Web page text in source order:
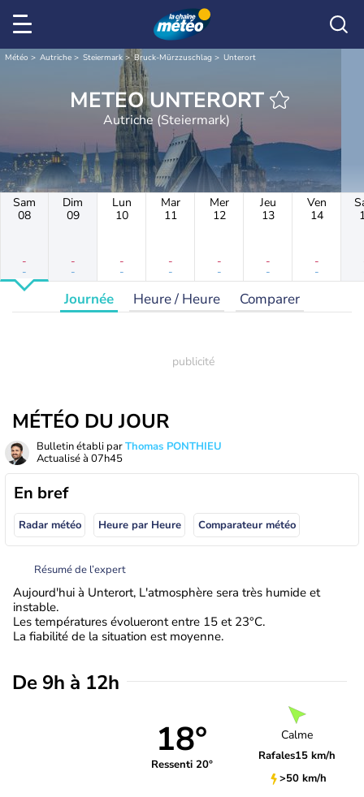
Météo Autriche Steiermark Bruck-Mürzzuschlag Unterort
METEO UNTERORT
Autriche (Steiermark)
Sam
08
-
-
Dim
09
-
-
Lun
10
-
-
Mar
11
-
-
Mer
12
-
-
Jeu
13
-
-
Ven
14
-
-
Journée Heure / Heure Comparer
MÉTÉO DU JOUR
Bulletin établi parThomas PONTHIEU
Actualisé à 07h45
En bref
Radar météo Heure par Heure Comparateur météo
Résumé de l’expert
Aujourd'hui à Unterort, L'atmosphère sera très humide et
instable.
Les températures évolueront entre 15 et 23°C.
La fiabilité de la situation est moyenne.
De 9h à 12h
18°
Ressenti 20°
Calme
Rafales15 km/h
>50 km/h